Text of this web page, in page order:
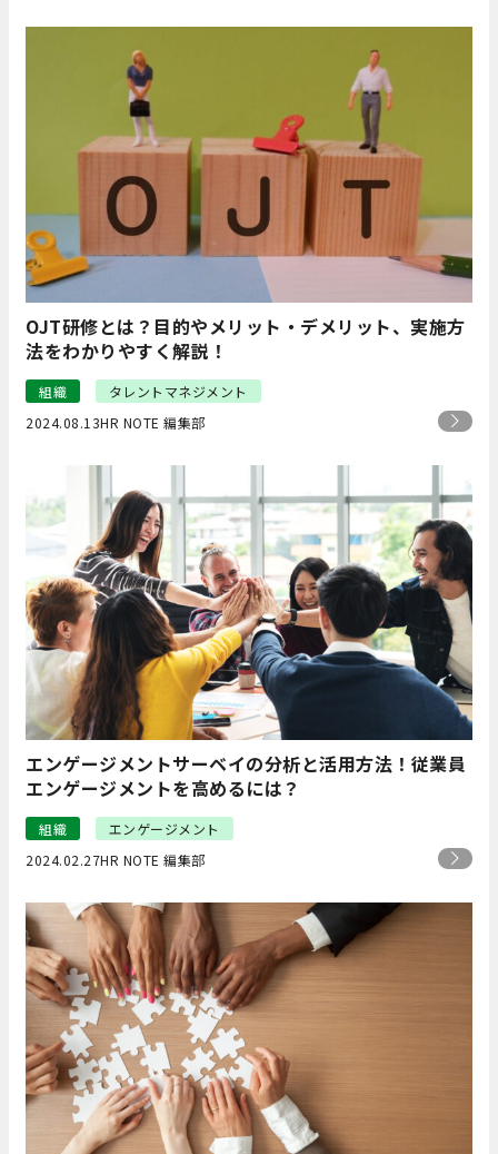
OJT研修とは？目的やメリット・デメリット、実施方
法をわかりやすく解説！
組織
タレントマネジメント
2024.08.13HR NOTE 編集部
エンゲージメントサーベイの分析と活用方法！従業員
エンゲージメントを高めるには？
組織
エンゲージメント
2024.02.27HR NOTE 編集部